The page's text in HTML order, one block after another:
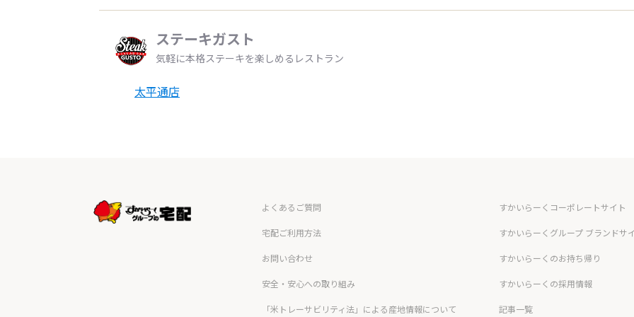
ステーキガスト
気軽に本格ステーキを楽しめるレストラン
太平通店
よくあるご質問
宅配ご利用方法
お問い合わせ
安全・安心への取り組み
「米トレーサビリティ法」による産地情報について
すかいらーくコーポレートサイト
すかいらーくグループ ブランドサ
すかいらーくのお持ち帰り
すかいらーくの採用情報
記事一覧